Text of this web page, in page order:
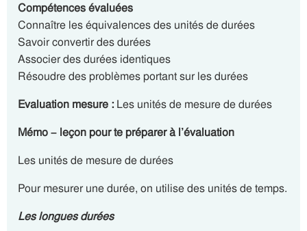
Compétences évaluées
Connaître les équivalences des unités de durées
Savoir convertir des durées
Associer des durées identiques
Résoudre des problèmes portant sur les durées
Evaluation mesure : Les unités de mesure de durées
Mémo – leçon pour te préparer à l’évaluation
Les unités de mesure de durées
Pour mesurer une durée, on utilise des unités de temps.
Les longues durées